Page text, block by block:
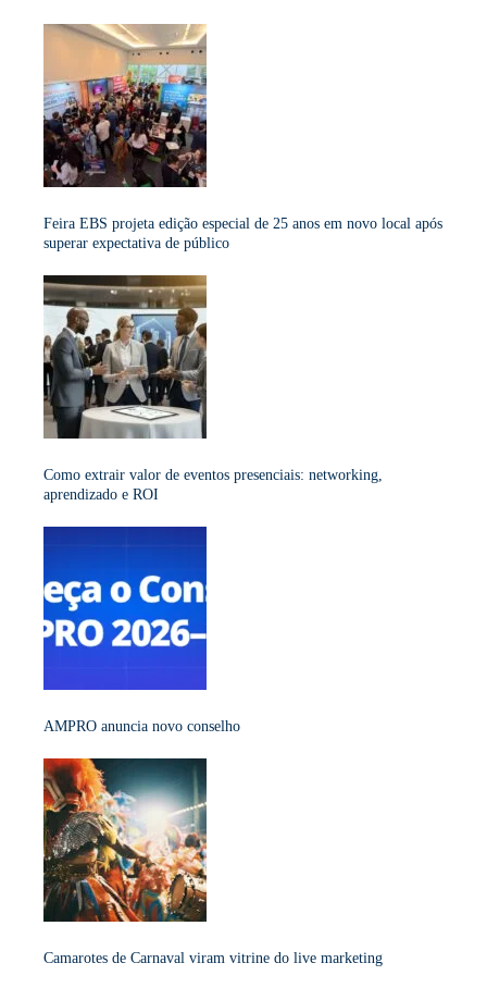
Feira EBS projeta edição especial de 25 anos em novo local após
superar expectativa de público
Como extrair valor de eventos presenciais: networking,
aprendizado e ROI
AMPRO anuncia novo conselho
Camarotes de Carnaval viram vitrine do live marketing